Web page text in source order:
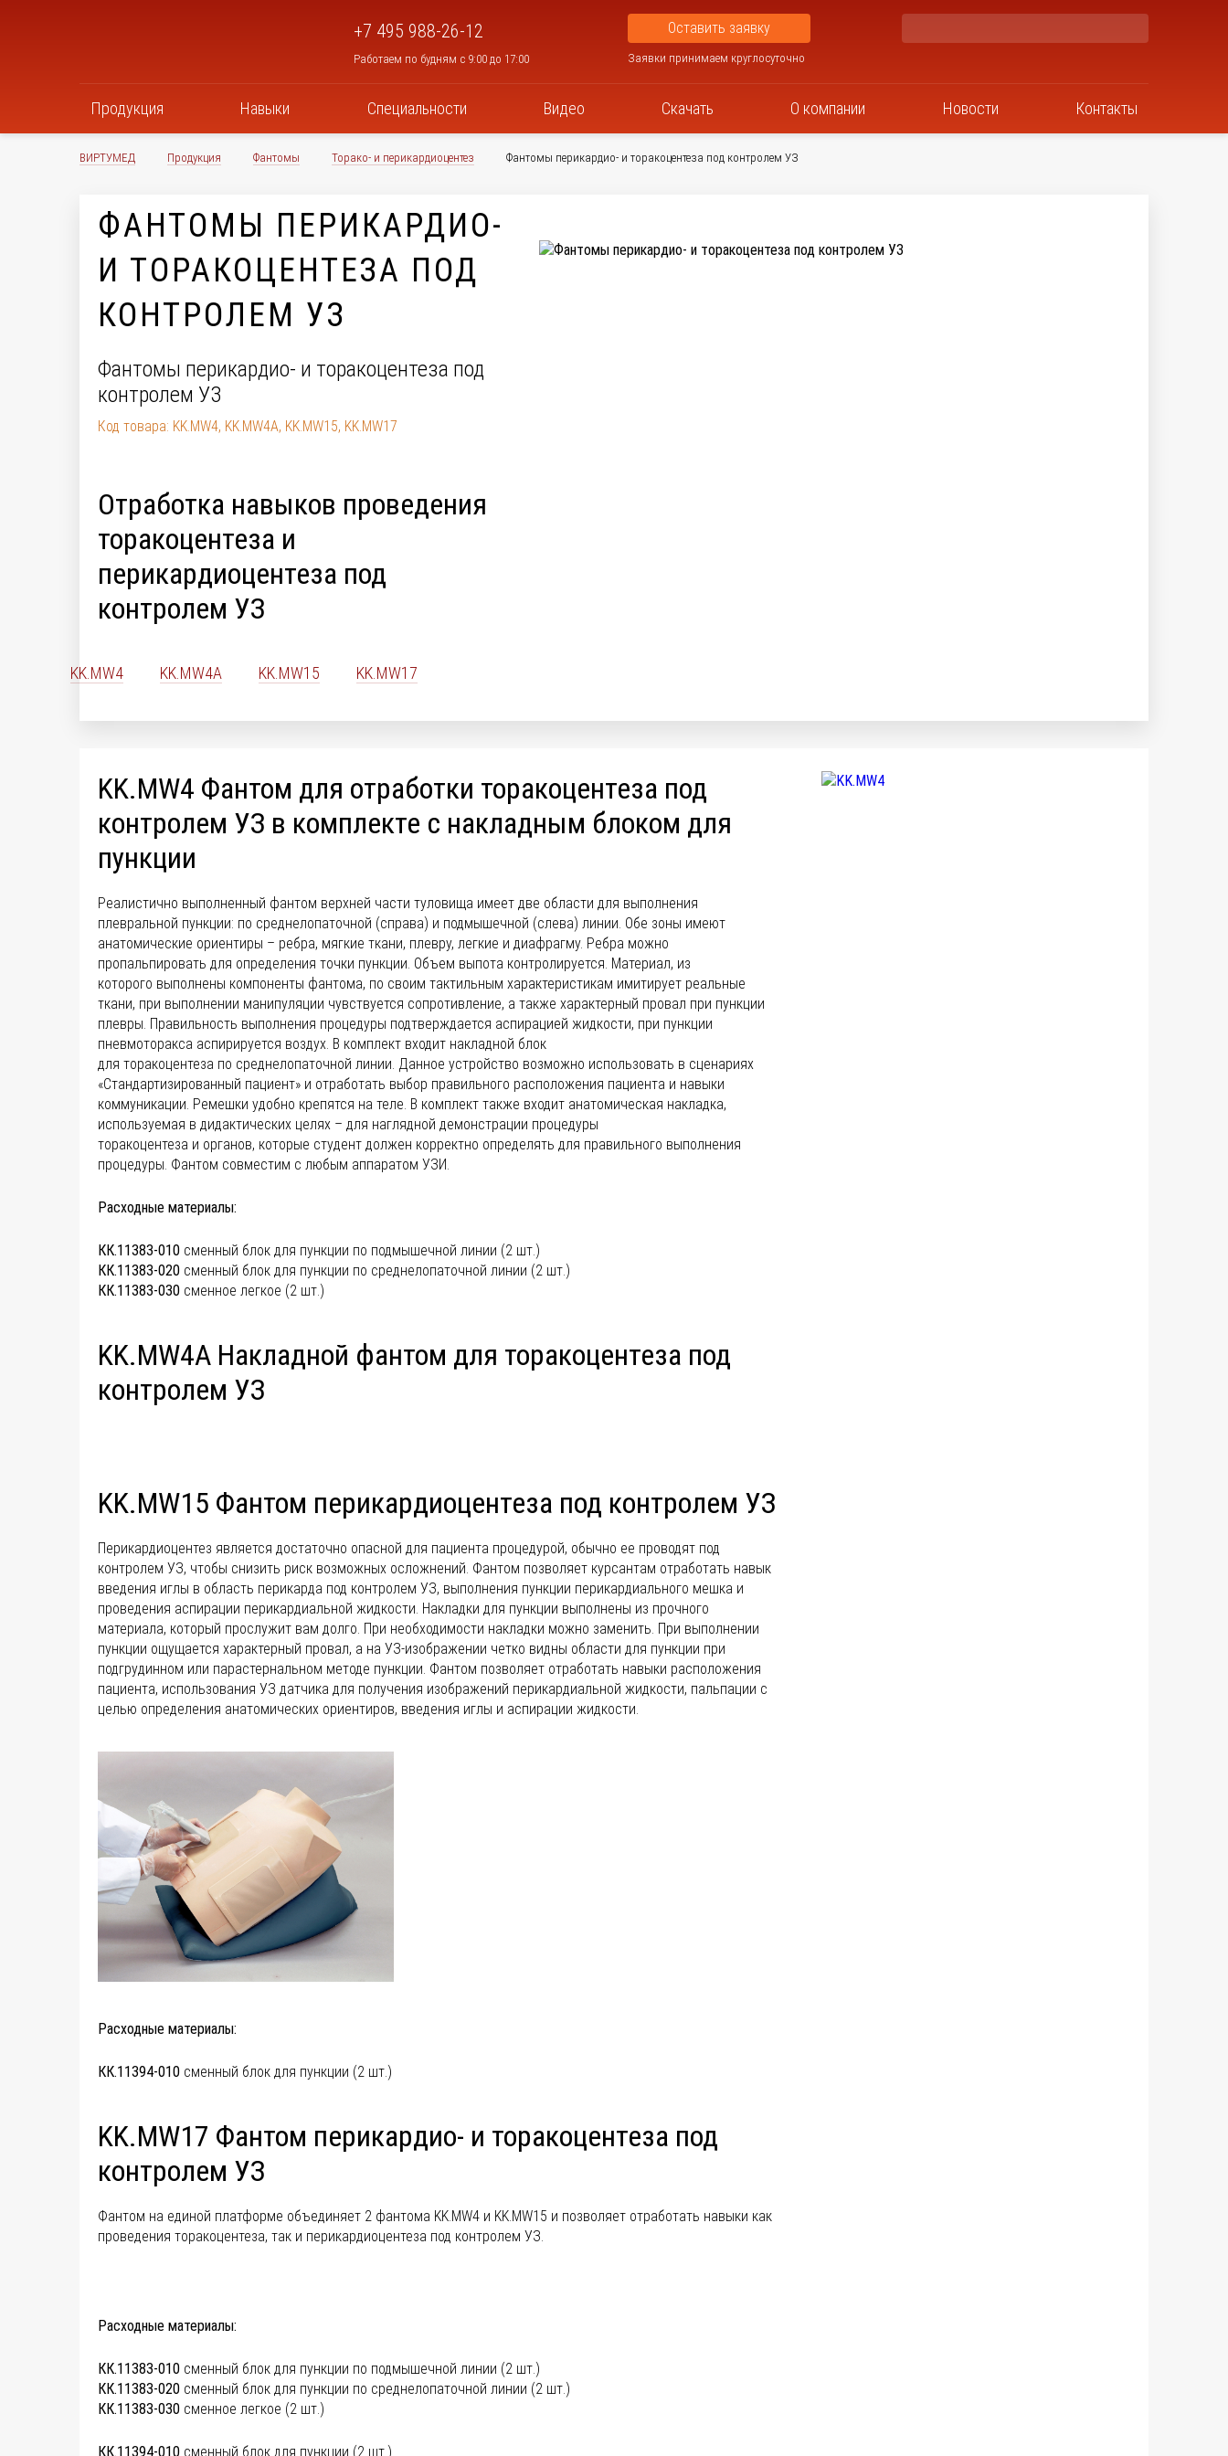
+7 495 988-26-12
Работаем по будням с 9:00 до 17:00
Оставить заявку
Заявки принимаем круглосуточно
Продукция Навыки Специальности Видео Скачать О компании Новости Контакты
ВИРТУМЕД Продукция Фантомы Торако- и перикардиоцентез Фантомы перикардио- и торакоцентеза под контролем УЗ
ФАНТОМЫ ПЕРИКАРДИО-
И ТОРАКОЦЕНТЕЗА ПОД
КОНТРОЛЕМ УЗ
Фантомы перикардио- и торакоцентеза под
контролем УЗ
Код товара: KK.MW4, KK.MW4A, KK.MW15, KK.MW17
Отработка навыков проведения
торакоцентеза и
перикардиоцентеза под
контролем УЗ
KK.MW4 KK.MW4A KK.MW15 KK.MW17
KK.MW4 Фантом для отработки торакоцентеза под
контролем УЗ в комплекте с накладным блоком для
пункции
Реалистично выполненный фантом верхней части туловища имеет две области для выполнения
плевральной пункции: по среднелопаточной (справа) и подмышечной (слева) линии. Обе зоны имеют
анатомические ориентиры – ребра, мягкие ткани, плевру, легкие и диафрагму. Ребра можно
пропальпировать для определения точки пункции. Объем выпота контролируется. Материал, из
которого выполнены компоненты фантома, по своим тактильным характеристикам имитирует реальные
ткани, при выполнении манипуляции чувствуется сопротивление, а также характерный провал при пункции
плевры. Правильность выполнения процедуры подтверждается аспирацией жидкости, при пункции
пневмоторакса аспирируется воздух. В комплект входит накладной блок
для торакоцентеза по среднелопаточной линии. Данное устройство возможно использовать в сценариях
«Стандартизированный пациент» и отработать выбор правильного расположения пациента и навыки
коммуникации. Ремешки удобно крепятся на теле. В комплект также входит анатомическая накладка,
используемая в дидактических целях – для наглядной демонстрации процедуры
торакоцентеза и органов, которые студент должен корректно определять для правильного выполнения
процедуры. Фантом совместим с любым аппаратом УЗИ.
Расходные материалы:
КК.11383-010 сменный блок для пункции по подмышечной линии (2 шт.)
КК.11383-020 сменный блок для пункции по среднелопаточной линии (2 шт.)
КК.11383-030 сменное легкое (2 шт.)
KK.MW4A Накладной фантом для торакоцентеза под
контролем УЗ
KK.MW15 Фантом перикардиоцентеза под контролем УЗ
Перикардиоцентез является достаточно опасной для пациента процедурой, обычно ее проводят под
контролем УЗ, чтобы снизить риск возможных осложнений. Фантом позволяет курсантам отработать навык
введения иглы в область перикарда под контролем УЗ, выполнения пункции перикардиального мешка и
проведения аспирации перикардиальной жидкости. Накладки для пункции выполнены из прочного
материала, который прослужит вам долго. При необходимости накладки можно заменить. При выполнении
пункции ощущается характерный провал, а на УЗ-изображении четко видны области для пункции при
подгрудинном или парастернальном методе пункции. Фантом позволяет отработать навыки расположения
пациента, использования УЗ датчика для получения изображений перикардиальной жидкости, пальпации с
целью определения анатомических ориентиров, введения иглы и аспирации жидкости.
Расходные материалы:
КК.11394-010 сменный блок для пункции (2 шт.)
KK.MW17 Фантом перикардио- и торакоцентеза под
контролем УЗ
Фантом на единой платформе объединяет 2 фантома KK.MW4 и KK.MW15 и позволяет отработать навыки как
проведения торакоцентеза, так и перикардиоцентеза под контролем УЗ.
Расходные материалы:
КК.11383-010 сменный блок для пункции по подмышечной линии (2 шт.)
КК.11383-020 сменный блок для пункции по среднелопаточной линии (2 шт.)
КК.11383-030 сменное легкое (2 шт.)
КК.11394-010 сменный блок для пункции (2 шт.)